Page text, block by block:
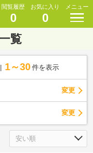
閲覧履歴
0
お気に入り
0
メニュー
覧
1～30 件を表示
変更
変更